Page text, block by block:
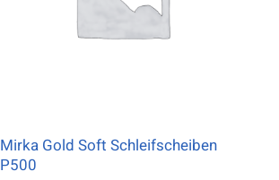
Mirka Gold Soft Schleifscheiben
P500